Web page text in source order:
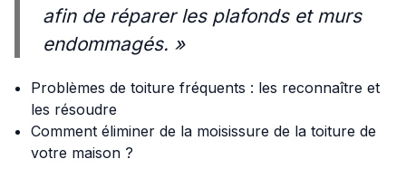
afin de réparer les plafonds et murs
endommagés. »
Problèmes de toiture fréquents : les reconnaître et
les résoudre
Comment éliminer de la moisissure de la toiture de
votre maison ?